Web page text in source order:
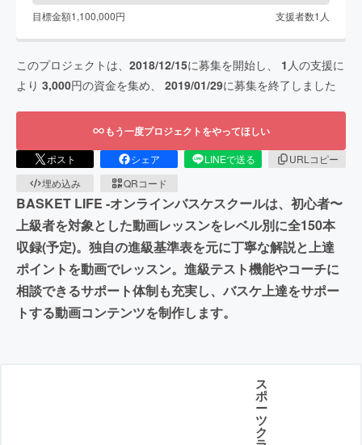
目標金額1,100,000円 支援者数1 人
このプロジェクトは、 2018/12/15に募集を開始し、 1 人の支援に
より 3,000円の資金を集め、 2019/01/29に募集を終了しました
もう一度プロジェクトをやってほしい
ポスト シェア LINEで送る
URLコピー
埋め込み
QRコード
BASKET LIFE -オンラインバスケスクールは、初心者〜
上級者を対象とした動画レッスンをレベル別に全150本
収録(予定)。独自の進級基準表を元に丁寧な解説と上達
ポイントを動画でレッスン。進級テスト機能やコーチに
相談できるサポート体制も充実し、バスケ上達をサポー
トする動画コンテンツを制作します。
ス
ポ
ー
ツ
ク